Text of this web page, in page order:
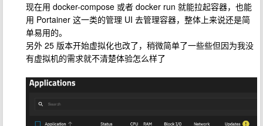
现在用 docker-compose 或者 docker run 就能拉起容器，也能
用 Portainer 这一类的管理 UI 去管理容器，整体上来说还是简
单易用的。
另外 25 版本开始虚拟化也改了，稍微简单了一些些但因为我没
有虚拟机的需求就不清楚体验怎么样了